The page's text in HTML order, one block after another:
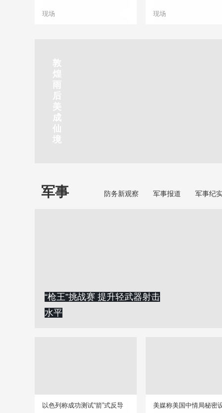
现场 现场
静赏京娘湖
京娘湖位于邯郸武安市口上村北，常年平均气温19摄氏度，夏
吉
林
市
北
山
公
园
云
探
古
北
水
镇
南
京
玄
武
湖
景
区
焦
作
红
石
峡
秦
皇
岛
金
梦
海
湾
剑
川
下
梅
岭
瀑
布
烟
雨
齐
云
山
敦
煌
雨
后
美
成
仙
境
军事 防务新观察 军事报道 军事纪
“枪王”挑战赛 提升轻武器射击
水平
以色列称成功测试“箭”式反导 美媒称美国中情局秘密